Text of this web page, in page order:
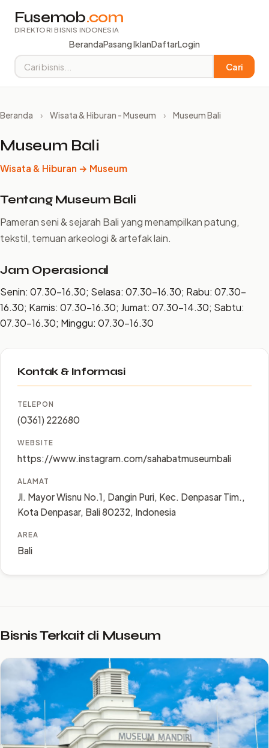
Fusemob.com
DIREKTORI BISNIS INDONESIA
BerandaPasang IklanDaftarLogin
Cari
Beranda › Wisata & Hiburan - Museum › Museum Bali
Museum Bali
Wisata & Hiburan → Museum
Tentang Museum Bali
Pameran seni & sejarah Bali yang menampilkan patung,
tekstil, temuan arkeologi & artefak lain.
Jam Operasional
Senin: 07.30–16.30; Selasa: 07.30–16.30; Rabu: 07.30–
16.30; Kamis: 07.30–16.30; Jumat: 07.30–14.30; Sabtu:
07.30–16.30; Minggu: 07.30–16.30
Kontak & Informasi
TELEPON
(0361) 222680
WEBSITE
https://www.instagram.com/sahabatmuseumbali
ALAMAT
Jl. Mayor Wisnu No.1, Dangin Puri, Kec. Denpasar Tim.,
Kota Denpasar, Bali 80232, Indonesia
AREA
Bali
Bisnis Terkait di Museum